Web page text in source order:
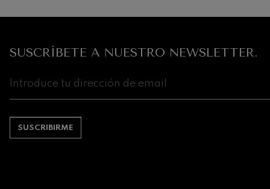
SUSCRÍBETE A NUESTRO NEWSLETTER.
SUSCRIBIRME
Wolfgang